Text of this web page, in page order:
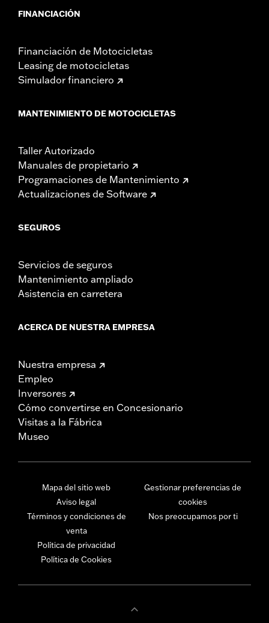
FINANCIACIÓN
Financiación de Motocicletas
Leasing de motocicletas
Simulador financiero
MANTENIMIENTO DE MOTOCICLETAS
Taller Autorizado
Manuales de propietario
Programaciones de Mantenimiento
Actualizaciones de Software
SEGUROS
Servicios de seguros
Mantenimiento ampliado
Asistencia en carretera
ACERCA DE NUESTRA EMPRESA
Nuestra empresa
Empleo
Inversores
Cómo convertirse en Concesionario
Visitas a la Fábrica
Museo
Mapa del sitio web
Aviso legal
Términos y condiciones de
venta
Política de privacidad
Política de Cookies
Gestionar preferencias de
cookies
Nos preocupamos por ti